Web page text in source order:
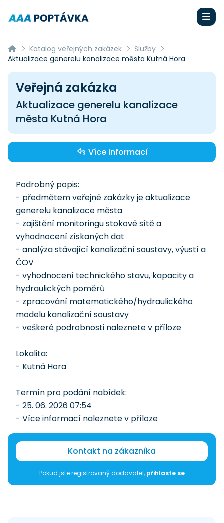
Katalog veřejných zakázek
Služby
Aktualizace generelu kanalizace města Kutná Hora
Veřejná zakázka
Aktualizace generelu kanalizace
města Kutná Hora
Více informací
Podrobný popis:
- předmětem veřejné zakázky je aktualizace
generelu kanalizace města
- zajištění monitoringu stokové sítě a
vyhodnocení získaných dat
- analýza stávající kanalizační soustavy, výustí a
ČOV
- vyhodnocení technického stavu, kapacity a
hydraulických poměrů
- zpracování matematického/hydraulického
modelu kanalizační soustavy
- veškeré podrobnosti naleznete v příloze
Lokalita:
- Kutná Hora
Termín pro podání nabídek:
- 25. 06. 2026 07:54
- Více informací naleznete v příloze
Kontakt na zákazníka
Pokud jste registrovaný dodavatel, přihlaste se